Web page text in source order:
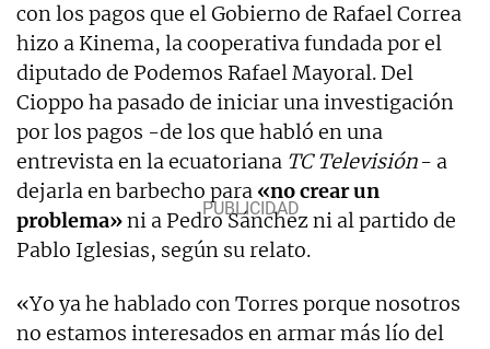
con los pagos que el Gobierno de Rafael Correa
hizo a Kinema, la cooperativa fundada por el
diputado de Podemos Rafael Mayoral. Del
Cioppo ha pasado de iniciar una investigación
por los pagos -de los que habló en una
entrevista en la ecuatoriana TC Televisión- a
dejarla en barbecho para «no crear un
problema»ni a Pedro Sánchez ni al partido de
Pablo Iglesias, según su relato.
«Yo ya he hablado con Torres porque nosotros
no estamos interesados en armar más lío del